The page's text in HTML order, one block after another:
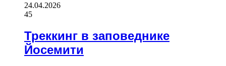
24.04.2026
45
Треккинг в заповеднике
Йосемити